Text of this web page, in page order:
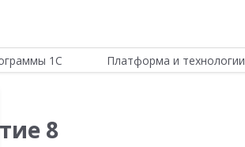
1С Платформа и технологии
8